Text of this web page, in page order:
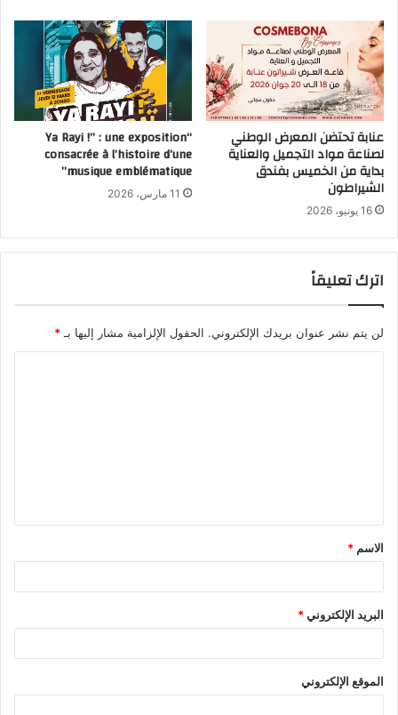
عنابة تحتضن المعرض الوطني
لصناعة مواد التجميل والعناية
بداية من الخميس بفندق
الشيراطون
16 يونيو، 2026
“Ya Rayi !” : une exposition
consacrée à l’histoire d’une
musique emblématique”
11 مارس، 2026
اترك تعليقاً
لن يتم نشر عنوان بريدك الإلكتروني. الحقول الإلزامية مشار إليها بـ*
ق
*
الاسم *
البريد الإلكتروني*
الموقع الإلكتروني